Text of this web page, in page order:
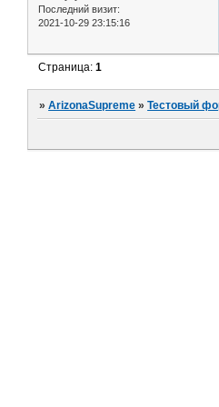
Последний визит:
2021-10-29 23:15:16
Страница:1
»ArizonaSupreme »Тестовый